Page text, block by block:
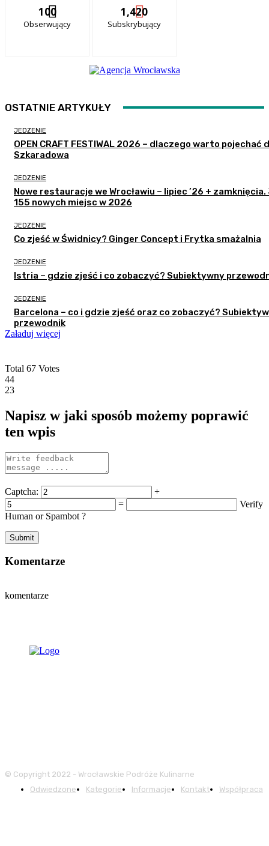
100
Obserwujący
1,420
Subskrybujący
OSTATNIE ARTYKUŁY
JEDZENIE
OPEN CRAFT FESTIWAL 2026 – dlaczego warto pojechać
Szkaradowa
JEDZENIE
Nowe restauracje we Wrocławiu – lipiec ’26 + zamknięcia.
155 nowych miejsc w 2026
JEDZENIE
Co zjeść w Świdnicy? Ginger Concept i Frytka smażalnia
JEDZENIE
Istria – gdzie zjeść i co zobaczyć? Subiektywny
JEDZENIE
Barcelona – co i gdzie zjeść oraz co zobaczyć?
przewodnik
Załaduj więcej
Total 67 Votes
44
23
Napisz w jaki sposób możemy poprawić
ten wpis
Captcha:
+
=
Verify
Human or Spambot ?
Komentarze
komentarze
© Copyright 2022 - Wrocławskie Podróże Kulinarne
Odwiedzone
Kategorie Informacje Kontakt Współpraca